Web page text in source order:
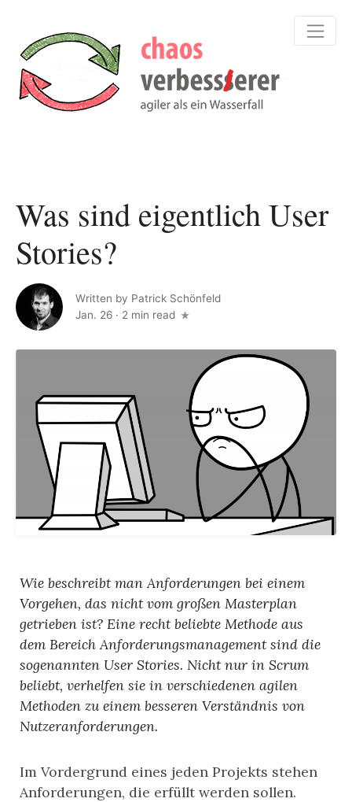
Was sind eigentlich User
Stories?
Written by Patrick Schönfeld
Jan. 26 · 2 min read
Wie beschreibt man Anforderungen bei einem
Vorgehen, das nicht vom großen Masterplan
getrieben ist? Eine recht beliebte Methode aus
dem Bereich Anforderungsmanagement sind die
sogenannten User Stories. Nicht nur in Scrum
beliebt, verhelfen sie in verschiedenen agilen
Methoden zu einem besseren Verständnis von
Nutzeranforderungen.
Im Vordergrund eines jeden Projekts stehen
Anforderungen, die erfüllt werden sollen.